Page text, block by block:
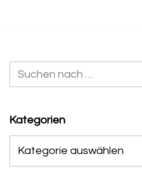
springen
Kategorien